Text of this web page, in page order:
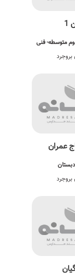
متوسطه- فنی
بروجرد
عمران
بروجرد